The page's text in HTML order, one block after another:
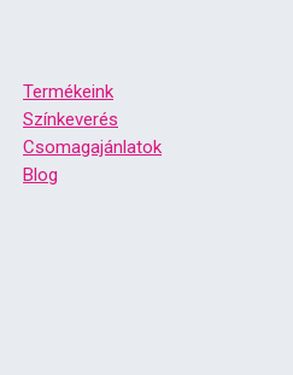
Termékeink
Színkeverés
Csomagajánlatok
Blog